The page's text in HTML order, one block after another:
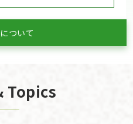
ついて
Topics